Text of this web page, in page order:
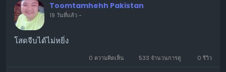
Toomtamhehh Pakistan
19 วันที่แล้ว-
โสดจีบได้ไม่หยิ่ง
0 ความคิดเห็น 533 จำนวนการดู 0 รีวิว